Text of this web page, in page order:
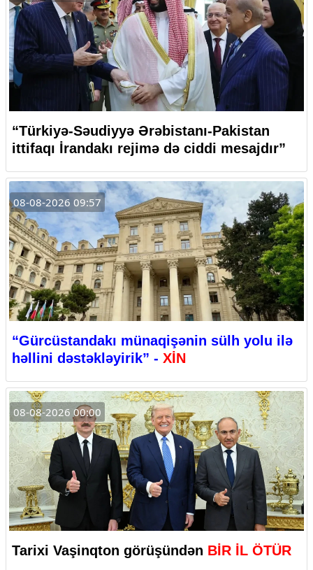
“Türkiyə-Səudiyyə Ərəbistanı-Pakistan
ittifaqı İrandakı rejimə də ciddi mesajdır”
08-08-2026 09:57
“Gürcüstandakı münaqişənin sülh yolu ilə
həllini dəstəkləyirik” - XİN
08-08-2026 00:00
Tarixi Vaşinqton görüşündən BİR İL ÖTÜR